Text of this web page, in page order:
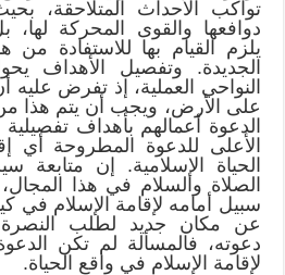
تواكب الأحداث المتلاحقة،
دوافعها والقوى المحركة لها،
يلزم القيام بها للاستفادة من
الجديدة. وتفصيل الأهداف
النواحي العملية، إذ تفرض عليه
على الأرض، ويجب أن يتم هذا
الدعوة أعمالهم بأهداف
الأعلى للدعوة المطروحة أي
الحياة الإسلامية. إن متابعة
الصلاة والسلام في هذا
سبيل أمامه لإقامة الإسلام
عن مكان جديد لطلب النصرة
دعوته، فالمسألة لم تكن
لإقامة الإسلام في واقع الحياة.